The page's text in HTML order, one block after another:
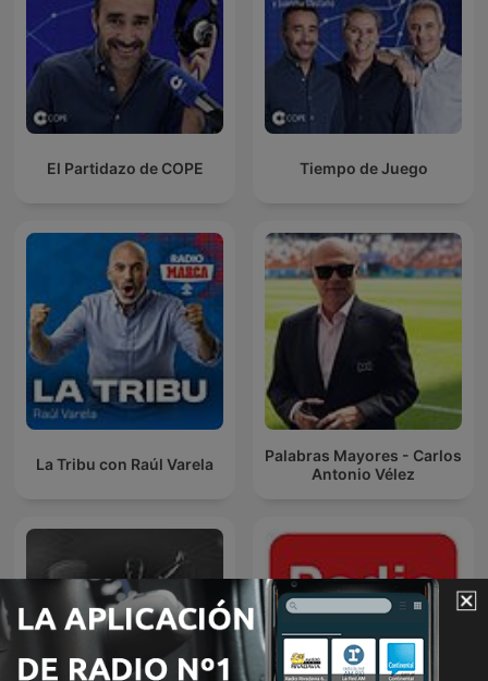
El Partidazo de COPE Tiempo de Juego
La Tribu con Raúl Varela
Palabras Mayores - Carlos
Antonio Vélez